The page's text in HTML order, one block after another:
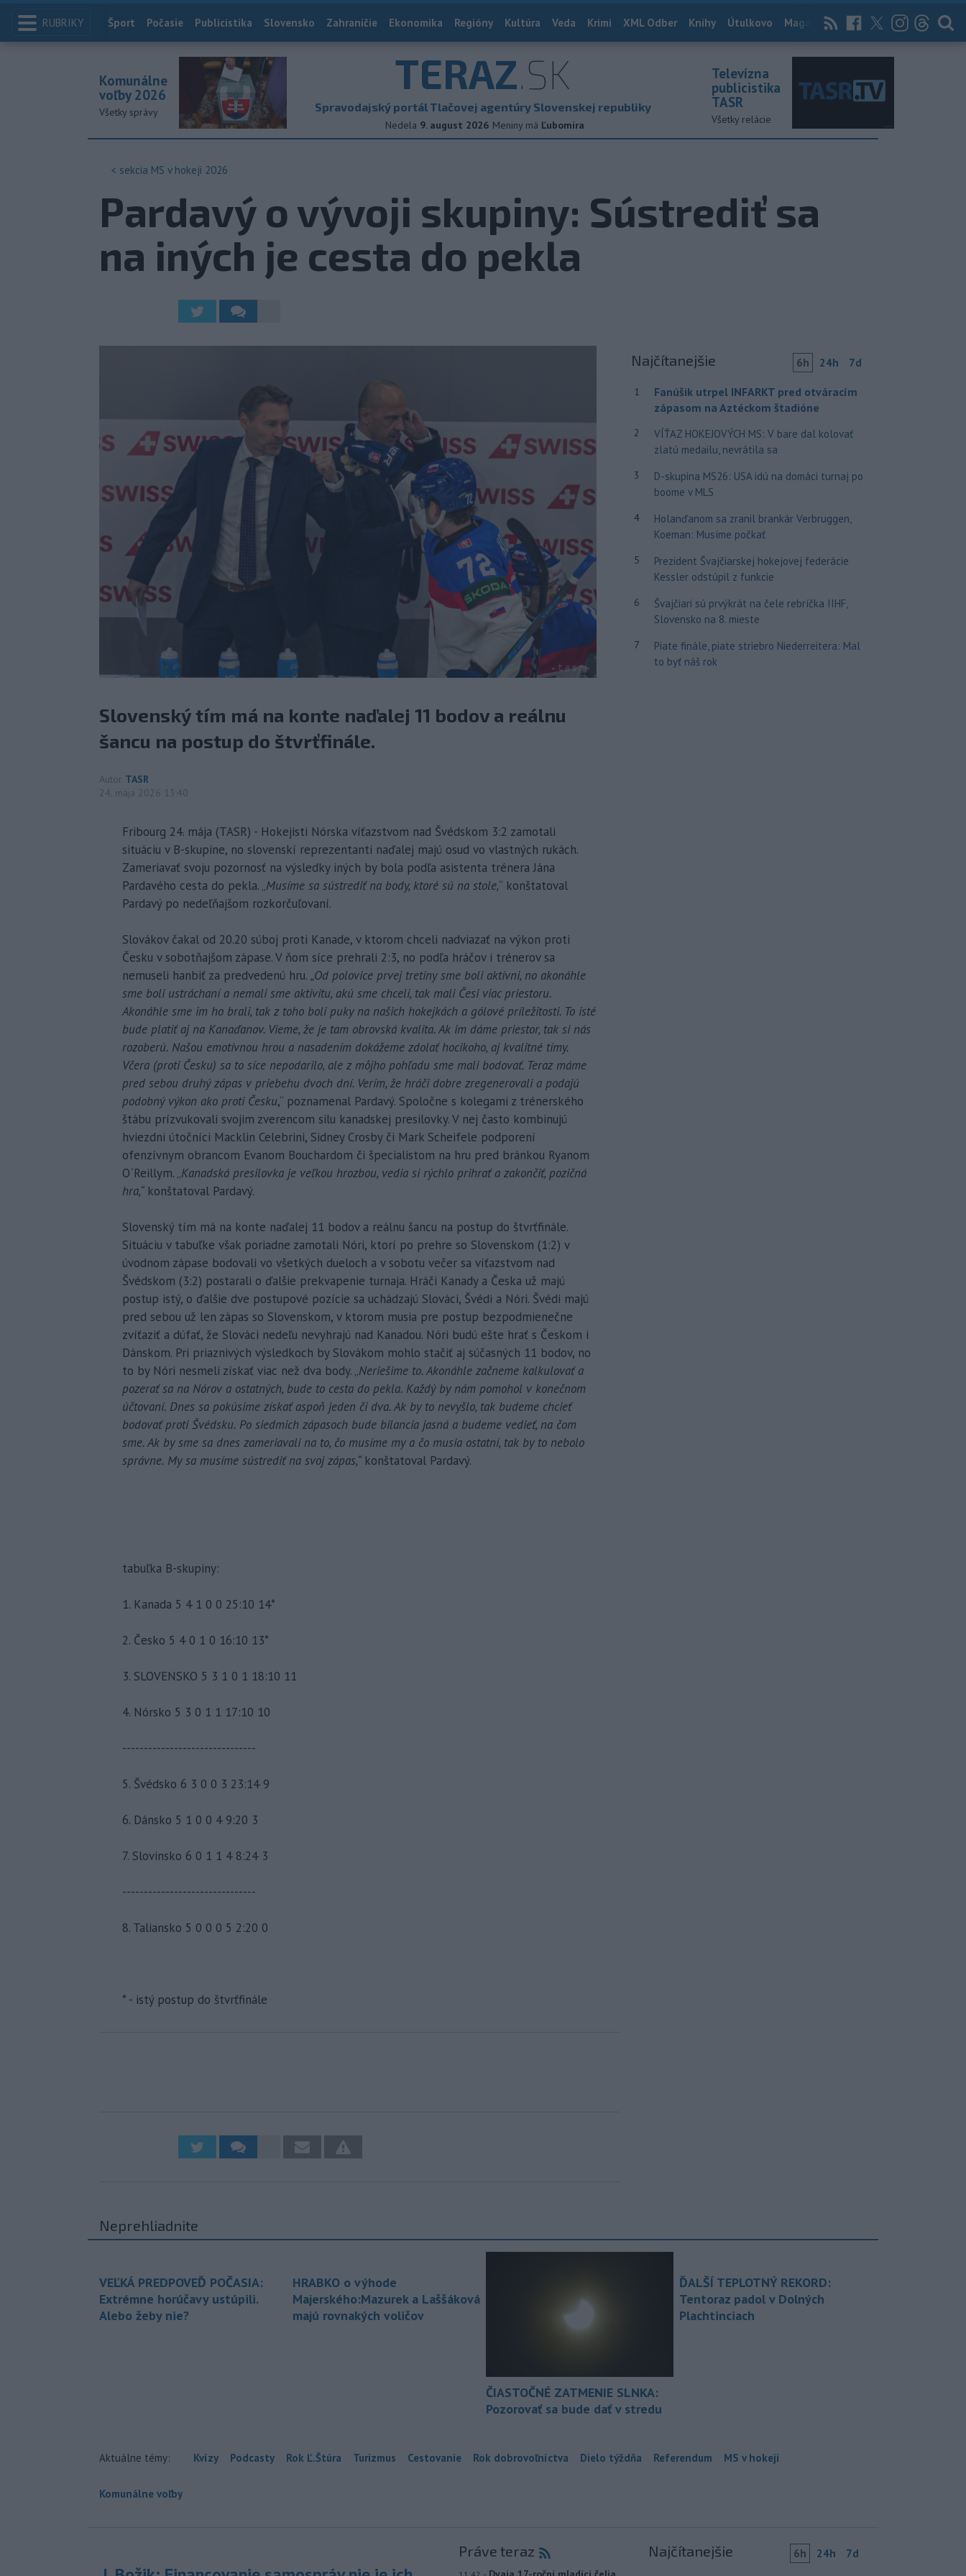
RUBRIKY Index
Šport Počasie Publicistika Slovensko Zahraničie Ekonomika Regióny Kultúra Veda Krimi XML Odber Knihy Útulkovo Magazín News Now Archív
TERAZ.SK
Spravodajský portál Tlačovej agentúry Slovenskej republiky
Nedela 9. august 2026 Meniny má Ľubomíra
Komunálne
voľby 2026
Všetky správy
Televízna
publicistika
TASR
Všetky relácie
< sekcia MS v hokeji 2026
Pardavý o vývoji skupiny: Sústrediť sa
na iných je cesta do pekla
Slovenský tím má na konte naďalej 11 bodov a reálnu
šancu na postup do štvrťfinále.
Autor TASR
24. mája 2026 13:40
Fribourg 24. mája (TASR) - Hokejisti Nórska víťazstvom nad Švédskom 3:2 zamotali
situáciu v B-skupine, no slovenskí reprezentanti naďalej majú osud vo vlastných rukách.
Zameriavať svoju pozornosť na výsledky iných by bola podľa asistenta trénera Jána
Pardavého cesta do pekla. „Musíme sa sústrediť na body, ktoré sú na stole,“ konštatoval
Pardavý po nedeľňajšom rozkorčuľovaní.
Slovákov čakal od 20.20 súboj proti Kanade, v ktorom chceli nadviazať na výkon proti
Česku v sobotňajšom zápase. V ňom síce prehrali 2:3, no podľa hráčov i trénerov sa
nemuseli hanbiť za predvedenú hru. „Od polovice prvej tretiny sme boli aktívni, no akonáhle
sme boli ustráchaní a nemali sme aktivitu, akú sme chceli, tak mali Česi viac priestoru.
Akonáhle sme im ho brali, tak z toho boli puky na našich hokejkách a gólové príležitosti. To isté
bude platiť aj na Kanaďanov. Vieme, že je tam obrovská kvalita. Ak im dáme priestor, tak si nás
rozoberú. Našou emotívnou hrou a nasadením dokážeme zdolať hocikoho, aj kvalitné tímy.
Včera (proti Česku) sa to síce nepodarilo, ale z môjho pohľadu sme mali bodovať. Teraz máme
pred sebou druhý zápas v priebehu dvoch dní. Verím, že hráči dobre zregenerovali a podajú
podobný výkon ako proti Česku,“ poznamenal Pardavý. Spoločne s kolegami z trénerského
štábu prízvukovali svojim zverencom silu kanadskej presilovky. V nej často kombinujú
hviezdni útočníci Macklin Celebrini, Sidney Crosby či Mark Scheifele podporení
ofenzívnym obrancom Evanom Bouchardom či špecialistom na hru pred bránkou Ryanom
O´Reillym. „Kanadská presilovka je veľkou hrozbou, vedia si rýchlo prihrať a zakončiť, pozičná
hra,“ konštatoval Pardavý.
Slovenský tím má na konte naďalej 11 bodov a reálnu šancu na postup do štvrťfinále.
Situáciu v tabuľke však poriadne zamotali Nóri, ktorí po prehre so Slovenskom (1:2) v
úvodnom zápase bodovali vo všetkých dueloch a v sobotu večer sa víťazstvom nad
Švédskom (3:2) postarali o ďalšie prekvapenie turnaja. Hráči Kanady a Česka už majú
postup istý, o ďalšie dve postupové pozície sa uchádzajú Slováci, Švédi a Nóri. Švédi majú
pred sebou už len zápas so Slovenskom, v ktorom musia pre postup bezpodmienečne
zvíťaziť a dúfať, že Slováci nedeľu nevyhrajú nad Kanadou. Nóri budú ešte hrať s Českom i
Dánskom. Pri priaznivých výsledkoch by Slovákom mohlo stačiť aj súčasných 11 bodov, no
to by Nóri nesmeli získať viac než dva body. „Neriešime to. Akonáhle začneme kalkulovať a
pozerať sa na Nórov a ostatných, bude to cesta do pekla. Každý by nám pomohol v konečnom
účtovaní. Dnes sa pokúsime získať aspoň jeden či dva. Ak by to nevyšlo, tak budeme chcieť
bodovať proti Švédsku. Po siedmich zápasoch bude bilancia jasná a budeme vedieť, na čom
sme. Ak by sme sa dnes zameriavali na to, čo musíme my a čo musia ostatní, tak by to nebolo
správne. My sa musíme sústrediť na svoj zápas,“ konštatoval Pardavý.
tabuľka B-skupiny:
1. Kanada 5 4 1 0 0 25:10 14*
2. Česko 5 4 0 1 0 16:10 13*
3. SLOVENSKO 5 3 1 0 1 18:10 11
4. Nórsko 5 3 0 1 1 17:10 10
-------------------------------
5. Švédsko 6 3 0 0 3 23:14 9
6. Dánsko 5 1 0 0 4 9:20 3
7. Slovinsko 6 0 1 1 4 8:24 3
-------------------------------
8. Taliansko 5 0 0 0 5 2:20 0
* - istý postup do štvrťfinále
Najčítanejšie 6h 24h 7d
1
Fanúšik utrpel INFARKT pred otváracím
zápasom na Aztéckom štadióne
2
VÍŤAZ HOKEJOVÝCH MS: V bare dal kolovať
zlatú medailu, nevrátila sa
3
D-skupina MS26: USA idú na domáci turnaj po
boome v MLS
4
Holanďanom sa zranil brankár Verbruggen,
Koeman: Musíme počkať
5
Prezident Švajčiarskej hokejovej federácie
Kessler odstúpil z funkcie
6
Švajčiari sú prvýkrát na čele rebríčka IIHF,
Slovensko na 8. mieste
7
Piate finále, piate striebro Niederreitera: Mal
to byť náš rok
Neprehliadnite
VEĽKÁ PREDPOVEĎ POČASIA:
Extrémne horúčavy ustúpili.
Alebo žeby nie?
HRABKO o výhode
Majerského:Mazurek a Laššáková
majú rovnakých voličov
ČIASTOČNÉ ZATMENIE SLNKA:
Pozorovať sa bude dať v stredu
ĎALŠÍ TEPLOTNÝ REKORD:
Tentoraz padol v Dolných
Plachtinciach
Aktuálne témy: Kvízy Podcasty Rok Ľ.Štúra Turizmus Cestovanie Rok dobrovoľníctva Dielo týždňa Referendum MS v hokeji
Komunálne voľby
Práve teraz Najčítanejšie 6h 24h 7d